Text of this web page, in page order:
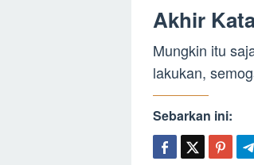
Akhir
Mungkin itu
lakukan,
Sebarkan ini: